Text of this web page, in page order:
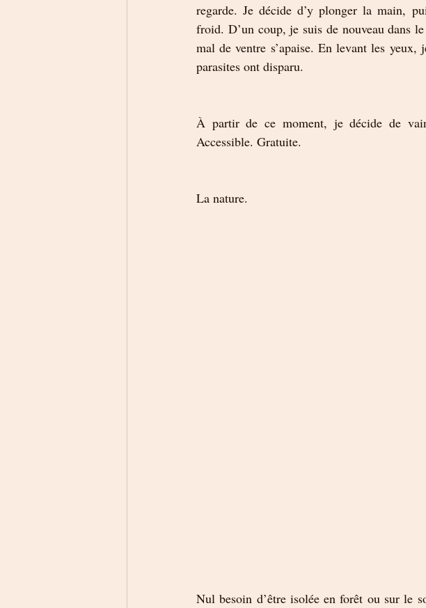
regarde. Je décide d’y plonger la main,
froid. D’un coup, je suis de nouveau dans
mal de ventre s’apaise. En levant les
parasites ont disparu.
À partir de ce moment, je décide de
Accessible. Gratuite.
La nature.
Nul besoin d’être isolée en forêt ou sur le